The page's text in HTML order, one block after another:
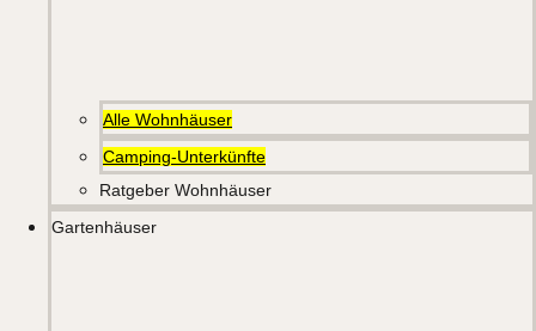
Alle Wohnhäuser
Camping-Unterkünfte
Ratgeber Wohnhäuser
Gartenhäuser